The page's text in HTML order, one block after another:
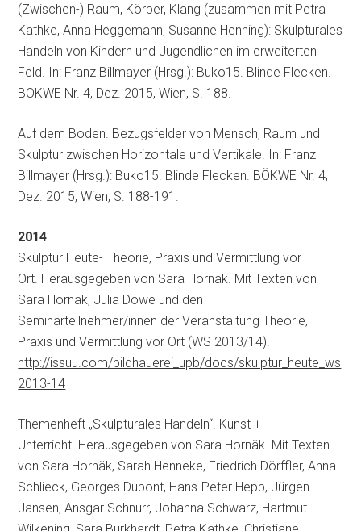
(Zwischen-) Raum, Körper, Klang (zusammen mit Petra
Kathke, Anna Heggemann, Susanne Henning): Skulpturales
Handeln von Kindern und Jugendlichen im erweiterten
Feld. In: Franz Billmayer (Hrsg.): Buko15. Blinde Flecken.
BÖKWE Nr. 4, Dez. 2015, Wien, S. 188.
Auf dem Boden. Bezugsfelder von Mensch, Raum und
Skulptur zwischen Horizontale und Vertikale. In: Franz
Billmayer (Hrsg.): Buko15. Blinde Flecken. BÖKWE Nr. 4,
Dez. 2015, Wien, S. 188-191.
2014
Skulptur Heute- Theorie, Praxis und Vermittlung vor
Ort. Herausgegeben von Sara Hornäk. Mit Texten von
Sara Hornäk, Julia Dowe und den
Seminarteilnehmer/innen der Veranstaltung Theorie,
Praxis und Vermittlung vor Ort (WS 2013/14).
http://issuu.com/bildhauerei_upb/docs/skulptur_heute_ws
2013-14
Themenheft „Skulpturales Handeln“. Kunst +
Unterricht. Herausgegeben von Sara Hornäk. Mit Texten
von Sara Hornäk, Sarah Henneke, Friedrich Dörffler, Anna
Schlieck, Georges Dupont, Hans-Peter Hepp, Jürgen
Jansen, Ansgar Schnurr, Johanna Schwarz, Hartmut